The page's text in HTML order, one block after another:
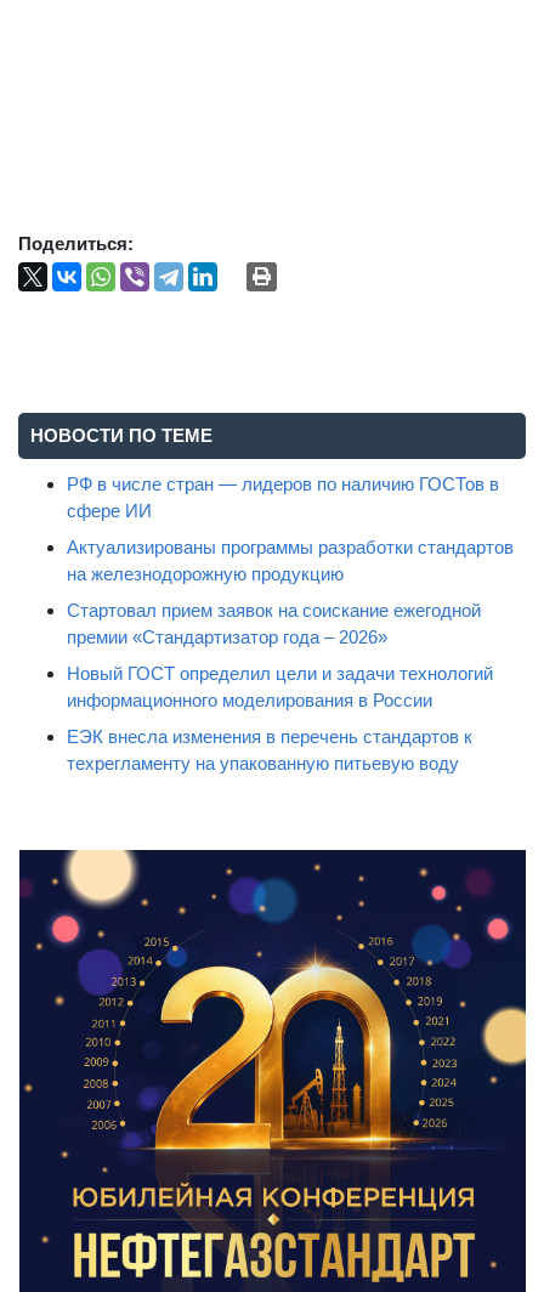
Поделиться:
НОВОСТИ ПО ТЕМЕ
РФ в числе стран — лидеров по наличию ГОСТов в
сфере ИИ
Актуализированы программы разработки стандартов
на железнодорожную продукцию
Стартовал прием заявок на соискание ежегодной
премии «Стандартизатор года – 2026»
Новый ГОСТ определил цели и задачи технологий
информационного моделирования в России
ЕЭК внесла изменения в перечень стандартов к
техрегламенту на упакованную питьевую воду